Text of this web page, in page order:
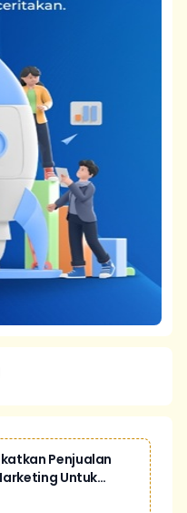
Penjualan
Untuk
Kompetitif